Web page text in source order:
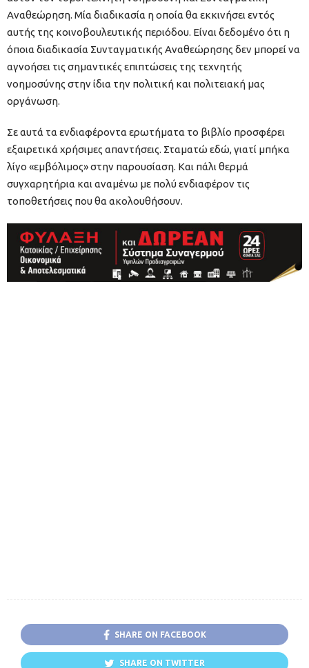
Αναθεώρηση. Μία διαδικασία η οποία θα εκκινήσει εντός
αυτής της κοινοβουλευτικής περιόδου. Είναι δεδομένο ότι η
όποια διαδικασία Συνταγματικής Αναθεώρησης δεν μπορεί να
αγνοήσει τις σημαντικές επιπτώσεις της τεχνητής
νοημοσύνης στην ίδια την πολιτική και πολιτειακή μας
οργάνωση.
Σε αυτά τα ενδιαφέροντα ερωτήματα το βιβλίο προσφέρει
εξαιρετικά χρήσιμες απαντήσεις. Σταματώ εδώ, γιατί μπήκα
λίγο «εμβόλιμος» στην παρουσίαση. Και πάλι θερμά
συγχαρητήρια και αναμένω με πολύ ενδιαφέρον τις
τοποθετήσεις που θα ακολουθήσουν.
SHARE ON FACEBOOK
SHARE ON TWITTER